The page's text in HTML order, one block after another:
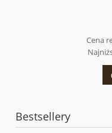
Cena
Bestsellery